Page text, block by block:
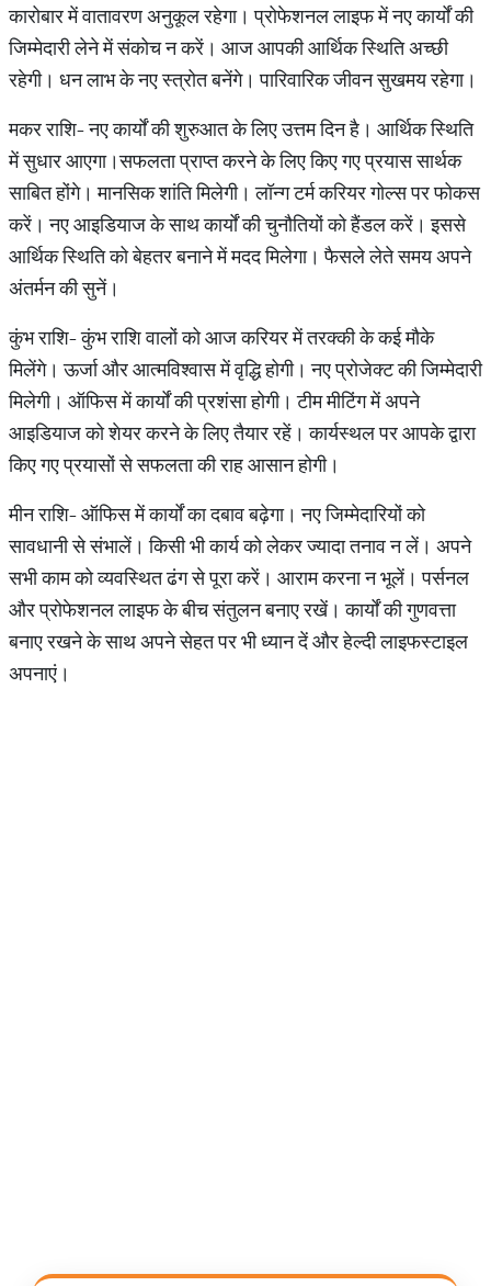
कारोबार में वातावरण अनुकूल रहेगा। प्रोफेशनल लाइफ में नए कार्यों की
जिम्मेदारी लेने में संकोच न करें। आज आपकी आर्थिक स्थिति अच्छी
रहेगी। धन लाभ के नए स्त्रोत बनेंगे। पारिवारिक जीवन सुखमय रहेगा।
मकर राशि- नए कार्यों की शुरुआत के लिए उत्तम दिन है। आर्थिक स्थिति
में सुधार आएगा।सफलता प्राप्त करने के लिए किए गए प्रयास सार्थक
साबित होंगे। मानसिक शांति मिलेगी। लॉन्ग टर्म करियर गोल्स पर फोकस
करें। नए आइडियाज के साथ कार्यों की चुनौतियों को हैंडल करें। इससे
आर्थिक स्थिति को बेहतर बनाने में मदद मिलेगा। फैसले लेते समय अपने
अंतर्मन की सुनें।
कुंभ राशि- कुंभ राशि वालों को आज करियर में तरक्की के कई मौके
मिलेंगे। ऊर्जा और आत्मविश्वास में वृद्धि होगी। नए प्रोजेक्ट की जिम्मेदारी
मिलेगी। ऑफिस में कार्यों की प्रशंसा होगी। टीम मीटिंग में अपने
आइडियाज को शेयर करने के लिए तैयार रहें। कार्यस्थल पर आपके द्वारा
किए गए प्रयासों से सफलता की राह आसान होगी।
मीन राशि- ऑफिस में कार्यों का दबाव बढ़ेगा। नए जिम्मेदारियों को
सावधानी से संभालें। किसी भी कार्य को लेकर ज्यादा तनाव न लें। अपने
सभी काम को व्यवस्थित ढंग से पूरा करें। आराम करना न भूलें। पर्सनल
और प्रोफेशनल लाइफ के बीच संतुलन बनाए रखें। कार्यों की गुणवत्ता
बनाए रखने के साथ अपने सेहत पर भी ध्यान दें और हेल्दी लाइफस्टाइल
अपनाएं।